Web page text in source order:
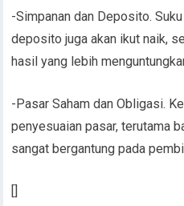
-Simpanan dan Deposito.
deposito juga akan ikut naik,
hasil yang lebih
-Pasar Saham dan Obligasi.
penyesuaian pasar, terutama
sangat bergantung pada
[]